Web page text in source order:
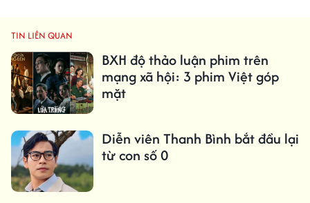
TIN LIÊN QUAN
BXH độ thảo luận phim trên
mạng xã hội: 3 phim Việt góp
mặt
Diễn viên Thanh Bình bắt đầu lại
từ con số 0